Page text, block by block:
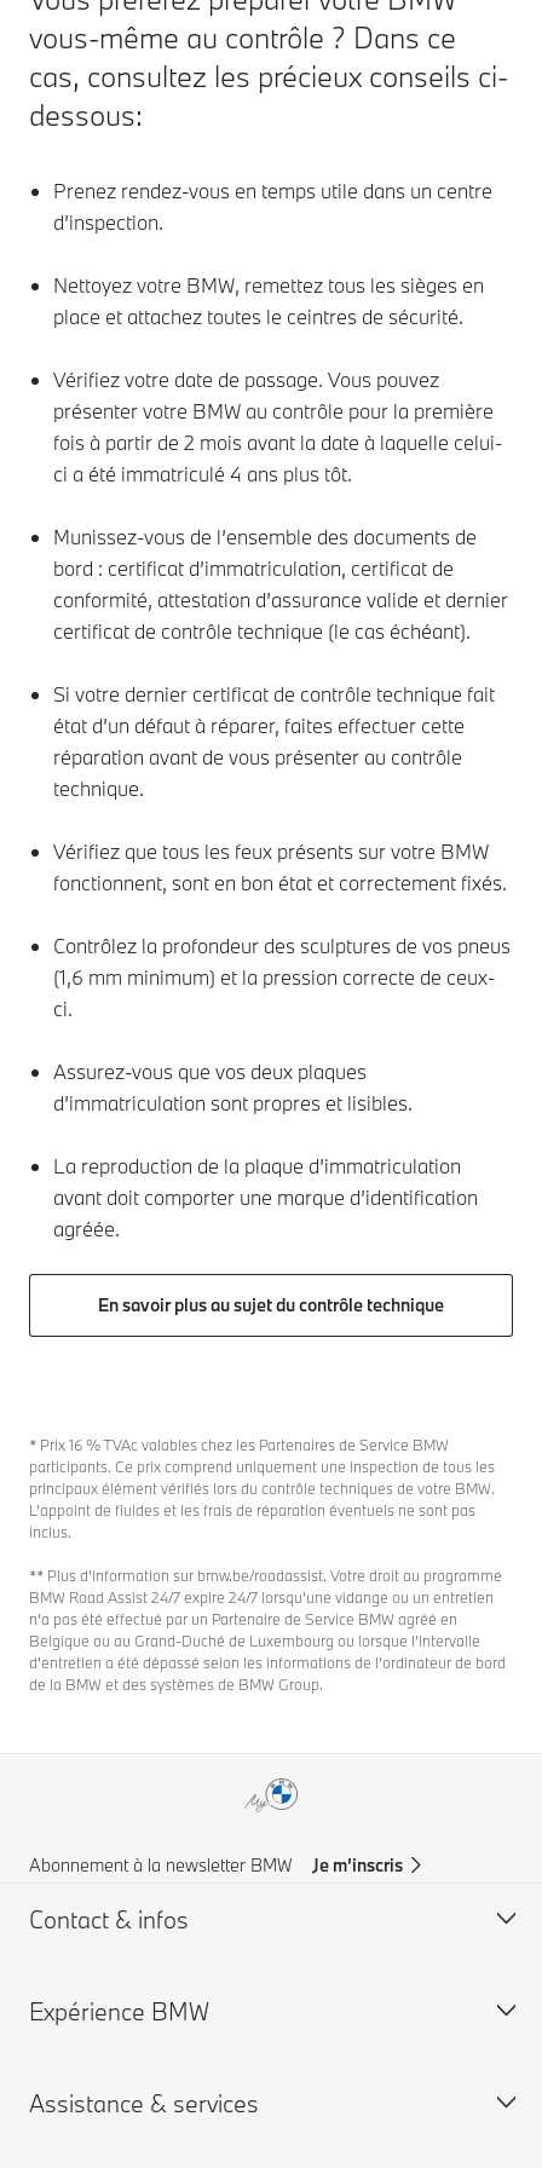
vous-même au contrôle ? Dans ce
cas, consultez les précieux conseils ci-
dessous:
Prenez rendez-vous en temps utile dans un centre
d’inspection.
Nettoyez votre BMW, remettez tous les sièges en
place et attachez toutes le ceintres de sécurité.
Vérifiez votre date de passage. Vous pouvez
présenter votre BMW au contrôle pour la première
fois à partir de 2 mois avant la date à laquelle celui-
ci a été immatriculé 4 ans plus tôt.
Munissez-vous de l’ensemble des documents de
bord : certificat d’immatriculation, certificat de
conformité, attestation d’assurance valide et dernier
certificat de contrôle technique (le cas échéant).
Si votre dernier certificat de contrôle technique fait
état d’un défaut à réparer, faites effectuer cette
réparation avant de vous présenter au contrôle
technique.
Vérifiez que tous les feux présents sur votre BMW
fonctionnent, sont en bon état et correctement fixés.
Contrôlez la profondeur des sculptures de vos pneus
(1,6 mm minimum) et la pression correcte de ceux-
ci.
Assurez-vous que vos deux plaques
d’immatriculation sont propres et lisibles.
La reproduction de la plaque d’immatriculation
avant doit comporter une marque d’identification
agréée.
En savoir plus au sujet du contrôle technique
* Prix 16 % TVAc valables chez les Partenaires de Service BMW
participants. Ce prix comprend uniquement une inspection de tous les
principaux élément vérifiés lors du contrôle techniques de votre BMW.
L’appoint de fluides et les frais de réparation éventuels ne sont pas
inclus.
** Plus d’information sur bmw.be/roadassist. Votre droit au programme
BMW Road Assist 24/7 expire 24/7 lorsqu’une vidange ou un entretien
n’a pas été effectué par un Partenaire de Service BMW agréé en
Belgique ou au Grand-Duché de Luxembourg ou lorsque l’intervalle
d’entretien a été dépassé selon les informations de l’ordinateur de bord
de la BMW et des systèmes de BMW Group.
Abonnement à la newsletter BMW Je m’inscris
Contact & infos
Aide & Contact
Assistance routière
Expérience BMW
Carrières chez BMW
Assistance & services